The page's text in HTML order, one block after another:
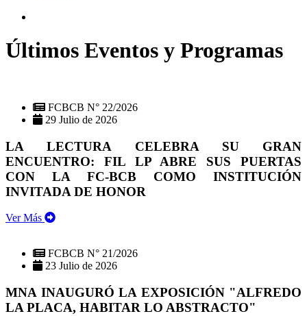
Últimos Eventos y Programas
FCBCB N° 22/2026
29 Julio de 2026
LA LECTURA CELEBRA SU GRAN
ENCUENTRO: FIL LP ABRE SUS PUERTAS
CON LA FC-BCB COMO INSTITUCIÓN
INVITADA DE HONOR
Ver Más
FCBCB N° 21/2026
23 Julio de 2026
MNA INAUGURÓ LA EXPOSICIÓN "ALFREDO
LA PLACA, HABITAR LO ABSTRACTO"